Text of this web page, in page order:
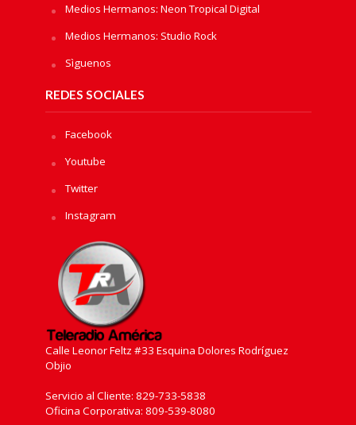
Medios Hermanos: Neon Tropical Digital
Medios Hermanos: Studio Rock
Sìguenos
REDES SOCIALES
Facebook
Youtube
Twitter
Instagram
Calle Leonor Feltz #33 Esquina Dolores Rodríguez
Objio
Servicio al Cliente: 829-733-5838
Oficina Corporativa: 809-539-8080